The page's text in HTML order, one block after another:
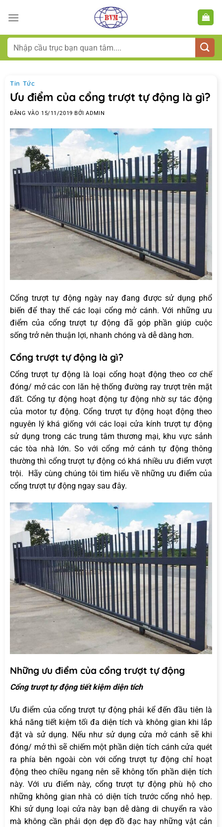
qua
dungTìm
kiếm:
Tin Tức
Ưu điểm của cổng trượt tự động là gì?
ĐĂNG VÀO 15/11/2019 BỞIADMIN
Cổng trượt tự động ngày nay đang được sử dụng phổ
biến để thay thế các loại cổng mở cánh. Với những ưu
điểm của cổng trượt tự động đã góp phần giúp cuộc
sống trở nên thuận lợi, nhanh chóng và dễ dàng hơn.
Cổng trượt tự động là gì?
Cổng trượt tự động là loại cổng hoạt động theo cơ chế
đóng/ mở các con lăn hệ thống đường ray trượt trên mặt
đất. Cổng tự động hoạt động tự động nhờ sự tác động
của motor tự động. Cổng trượt tự động hoạt động theo
nguyên lý khá giống với các loại cửa kính trượt tự động
sử dụng trong các trung tâm thương mại, khu vực sảnh
các tòa nhà lớn. So với cổng mở cánh tự động thông
thường thì cổng trượt tự động có khá nhiều ưu điểm vượt
trội. Hãy cùng chúng tôi tìm hiểu về những ưu điểm của
cổng trượt tự động ngay sau đây.
Những ưu điểm của cổng trượt tự động
Cổng trượt tự động tiết kiệm diện tích
Ưu điểm của cổng trượt tự động phải kể đến đầu tiên là
khả năng tiết kiệm tối đa diện tích và không gian khi lắp
đặt và sử dụng. Nếu như sử dụng cửa mở cánh sẽ khi
đóng/ mở thì sẽ chiếm một phần diện tích cánh cửa quét
ra phía bên ngoài còn với cổng trượt tự động chỉ hoạt
động theo chiều ngang nên sẽ không tốn phần diện tích
này. Với ưu điểm này, cổng trượt tự động phù hộ cho
những không gian nhà có diện tích trước cổng nhỏ hẹp.
Khi sử dụng loại cửa này bạn dễ dàng di chuyển ra vào
mà không cần phải dọn dẹp đồ đạc hay những vật cản